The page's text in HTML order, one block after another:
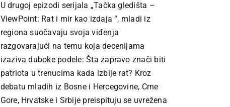
U drugoj epizodi serijala „Tačka gledišta –
ViewPoint: Rat i mir kao izdaja “, mladi iz
regiona suočavaju svoja viđenja
razgovarajući na temu koja decenijama
izaziva duboke podele: Šta zapravo znači biti
patriota u trenucima kada izbije rat? Kroz
debatu mladih iz Bosne i Hercegovine, Crne
Gore, Hrvatske i Srbije preispituju se uvrežena